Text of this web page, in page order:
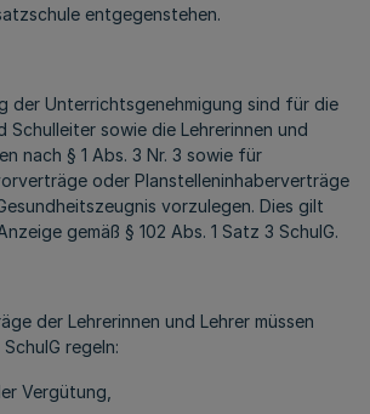
entgegenstehen.
der Unterrichtsgenehmigung sind für die
Schulleiter sowie die Lehrerinnen und
nach § 1 Abs. 3 Nr. 3 sowie für
oder Planstelleninhaberverträge
vorzulegen. Dies gilt
gemäß § 102 Abs. 1 Satz 3 SchulG.
der Lehrerinnen und Lehrer müssen
regeln:
Vergütung,